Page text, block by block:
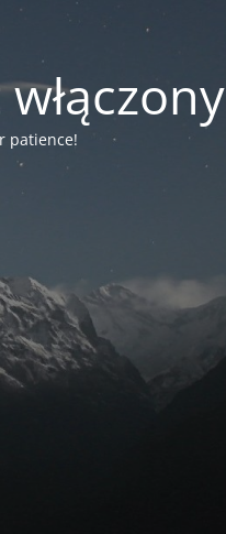
patience!